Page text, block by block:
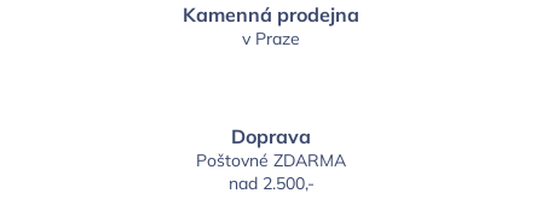
Kamenná prodejna
v Praze
Doprava
Poštovné ZDARMA
nad 2.500,-